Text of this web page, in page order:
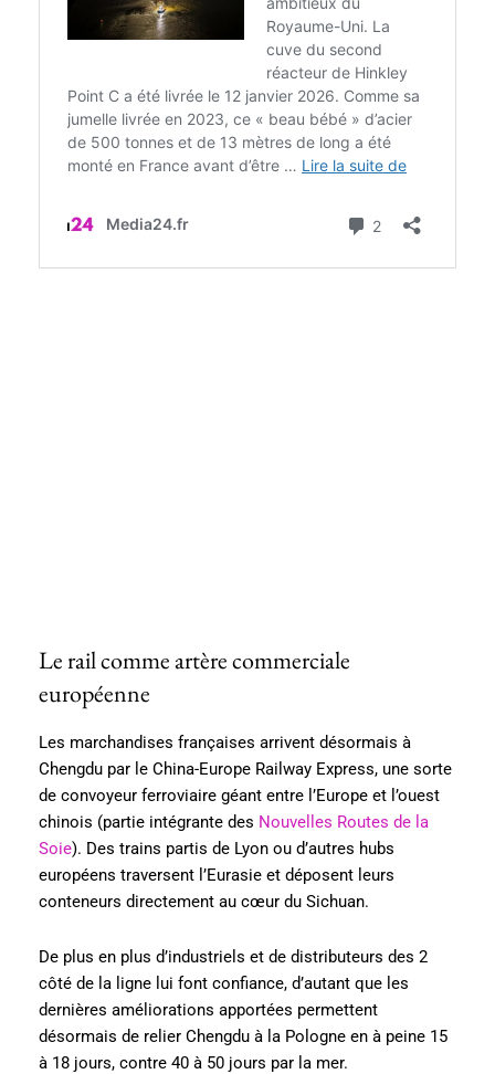
Le rail comme artère commerciale
européenne
Les marchandises françaises arrivent désormais à
Chengdu par le China-Europe Railway Express, une sorte
de convoyeur ferroviaire géant entre l’Europe et l’ouest
chinois (partie intégrante des Nouvelles Routes de la
Soie). Des trains partis de Lyon ou d’autres hubs
européens traversent l’Eurasie et déposent leurs
conteneurs directement au cœur du Sichuan.
De plus en plus d’industriels et de distributeurs des 2
côté de la ligne lui font confiance, d’autant que les
dernières améliorations apportées permettent
désormais de relier Chengdu à la Pologne en à peine 15
à 18 jours, contre 40 à 50 jours par la mer.